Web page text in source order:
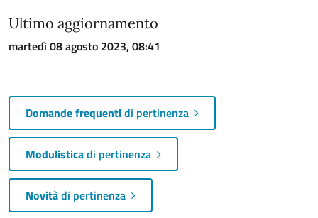
Ultimo aggiornamento
martedì 08 agosto 2023, 08:41
Domande frequentidi pertinenza
Modulisticadi pertinenza
Novitàdi pertinenza